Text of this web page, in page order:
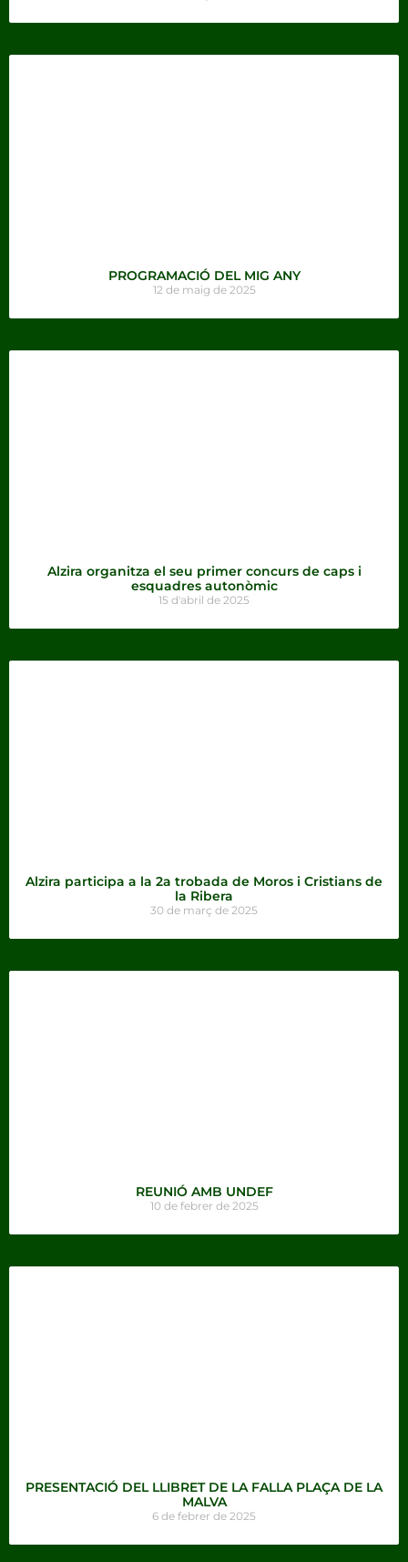
PROGRAMACIÓ DEL MIG ANY
12 de maig de 2025
Alzira organitza el seu primer concurs de caps i
esquadres autonòmic
15 d'abril de 2025
Alzira participa a la 2a trobada de Moros i Cristians de
la Ribera
30 de març de 2025
REUNIÓ AMB UNDEF
10 de febrer de 2025
PRESENTACIÓ DEL LLIBRET DE LA FALLA PLAÇA DE LA
MALVA
6 de febrer de 2025